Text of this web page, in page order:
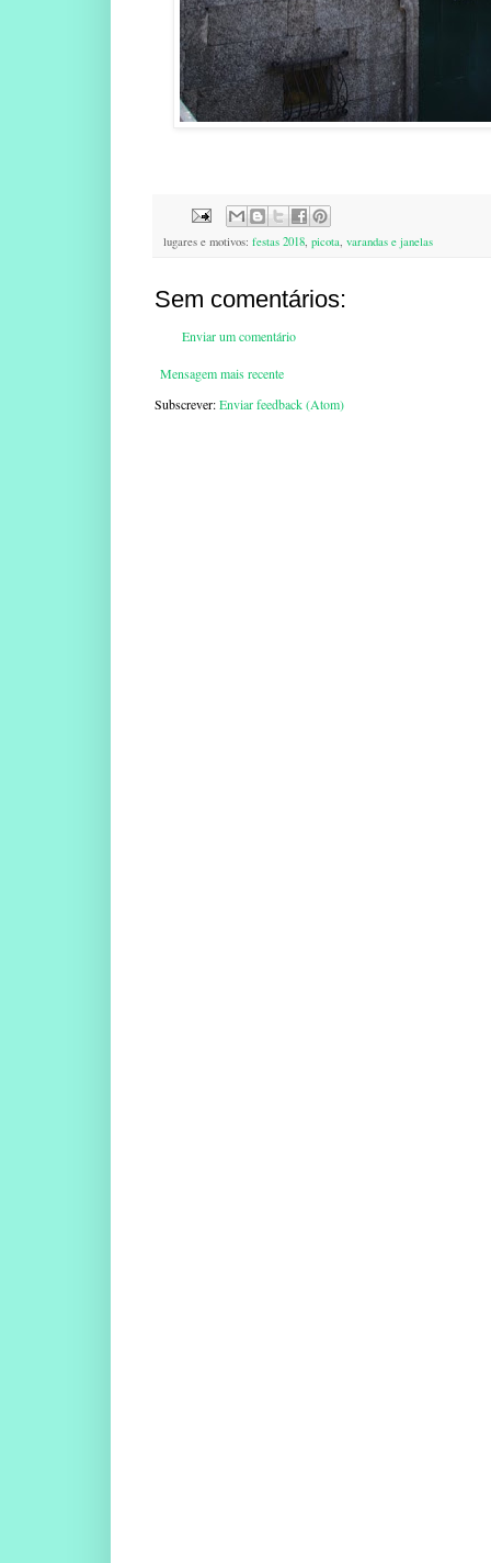
lugares e motivos: festas 2018, picota, varandas e janelas
Sem comentários:
Enviar um comentário
Mensagem mais recente
Subscrever:Enviar feedback (Atom)